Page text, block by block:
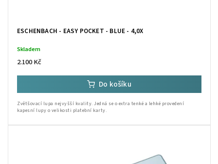
ESCHENBACH - EASY POCKET - BLUE - 4,0X
Skladem
2.100 Kč
Do košíku
Zvětšovací lupa nejvyšší kvality. Jedná se o extra tenké a lehké provedení